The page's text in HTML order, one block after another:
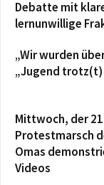
Debatte mit
lernunwillige
„Wir wurden
„Jugend trotz(t)
Mittwoch, der
Protestmarsch
Omas
Videos